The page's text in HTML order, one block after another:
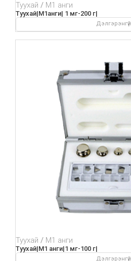
Туухай М1 анги
Туухай|М1анги| 1 мг-200 г|
Дэлгэрэнгүй
Туухай М1 анги
Туухай|М1 анги|1 мг-100 г|
Дэлгэрэнгүй